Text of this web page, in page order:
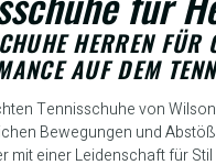
HERREN FÜR
AUF DEM
Tennisschuhe von
Bewegungen und
mit einer Leidenschaft für